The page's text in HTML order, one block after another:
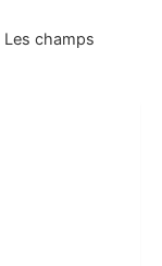
Les champs